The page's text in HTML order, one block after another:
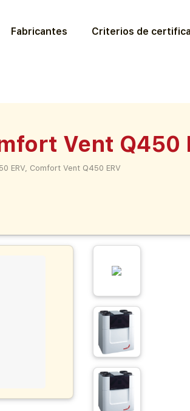
Fabricantes Criterios de
Vent Q450
ERV, Comfort Vent Q450 ERV